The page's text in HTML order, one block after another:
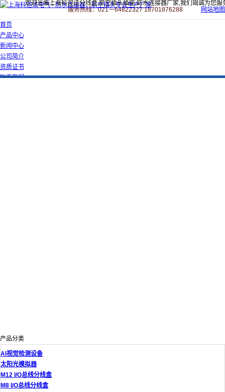
欢迎光临上海科迎法分线盒,航空插头插座,防水连接器厂家,我们竭诚为您服
服务热线：021－64822327 18701876288
网站地图
首页
产品中心
新闻中心
公司简介
资质证书
联系我们
产品分类
AI视觉检测设备
太阳光模拟器
M12 I/O总线分线盒
M8 I/O总线分线盒